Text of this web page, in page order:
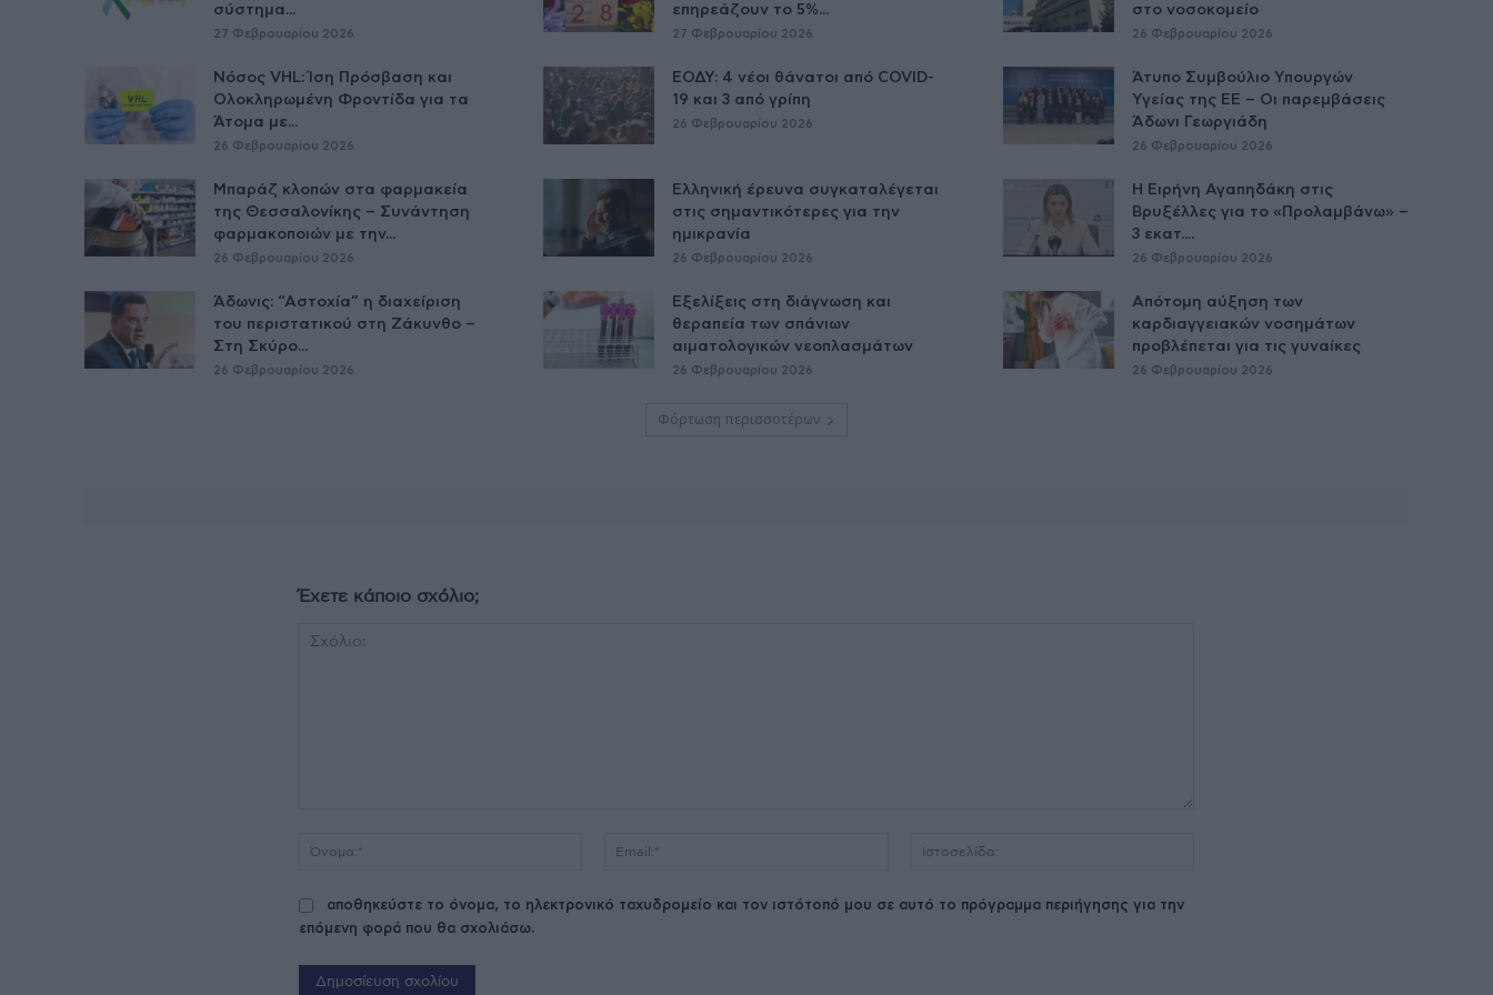
σύστημα...
27 Φεβρουαρίου 2026
επηρεάζουν το 5%...
27 Φεβρουαρίου 2026
στο νοσοκομείο
26 Φεβρουαρίου 2026
Νόσος VHL: Ίση Πρόσβαση και
Ολοκληρωμένη Φροντίδα για τα
Άτομα με...
26 Φεβρουαρίου 2026
ΕΟΔΥ: 4 νέοι θάνατοι από COVID-
19 και 3 από γρίπη
26 Φεβρουαρίου 2026
Άτυπο Συμβούλιο Υπουργών
Υγείας της ΕE – Οι παρεμβάσεις
Άδωνι Γεωργιάδη
26 Φεβρουαρίου 2026
Μπαράζ κλοπών στα φαρμακεία
της Θεσσαλονίκης – Συνάντηση
φαρμακοποιών με την...
26 Φεβρουαρίου 2026
Ελληνική έρευνα συγκαταλέγεται
στις σημαντικότερες για την
ημικρανία
26 Φεβρουαρίου 2026
Η Ειρήνη Αγαπηδάκη στις
Βρυξέλλες για το «Προλαμβάνω» –
3 εκατ....
26 Φεβρουαρίου 2026
Άδωνις: “Αστοχία” η διαχείριση
του περιστατικού στη Ζάκυνθο –
Στη Σκύρο...
26 Φεβρουαρίου 2026
Εξελίξεις στη διάγνωση και
θεραπεία των σπάνιων
αιματολογικών νεοπλασμάτων
26 Φεβρουαρίου 2026
Απότομη αύξηση των
καρδιαγγειακών νοσημάτων
προβλέπεται για τις γυναίκες
26 Φεβρουαρίου 2026
Φόρτωση περισσοτέρων
Έχετε κάποιο σχόλιο;
αποθηκεύστε το όνομα, το ηλεκτρονικό ταχυδρομείο και τον ιστότοπό μου σε αυτό το πρόγραμμα περιήγησης για την
επόμενη φορά που θα σχολιάσω.